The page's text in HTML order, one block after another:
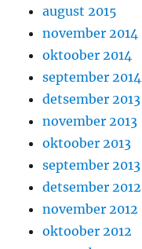
august 2015
november 2014
oktoober 2014
september 2014
detsember 2013
november 2013
oktoober 2013
september 2013
detsember 2012
november 2012
oktoober 2012